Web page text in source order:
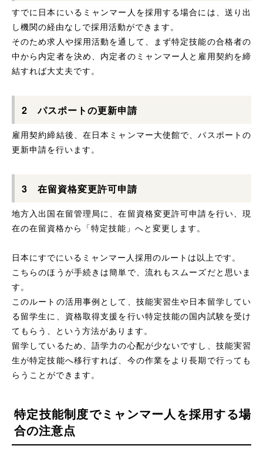
すでに日本にいるミャンマー人を採用する場合には、送り出
し機関の経由なしで採用活動ができます。
そのため求人や採用活動を通して、まず特定技能の合格者の
中から内定者を決め、内定者のミャンマー人と雇用契約を締
結すれば大丈夫です。
2 パスポートの更新申請
雇用契約締結後、在日本ミャンマー大使館で、パスポートの
更新申請を行います。
3 在留資格変更許可申請
地方入出国在留管理局に、在留資格変更許可申請を行い、現
在の在留資格から「特定技能」へと変更します。
日本にすでにいるミャンマー人採用のルートは以上です。
こちらのほうが手続きは簡単で、流れもスムーズだと思いま
す。
このルートの活用事例として、技能実習生や日本留学してい
る留学生に、資格取得支援を行い特定技能の国内試験を受け
てもらう、という方法があります。
留学しているため、語学力の心配が少ないですし、技能実習
生が特定技能へ移行すれば、今の作業をより長期で行っても
らうことができます。
特定技能制度でミャンマー人を採用する場
合の注意点